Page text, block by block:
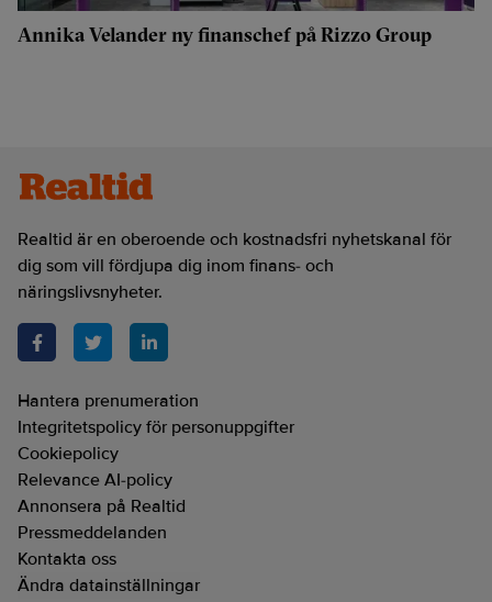
Annika Velander ny finanschef på Rizzo Group
Realtid är en oberoende och kostnadsfri nyhetskanal för
dig som vill fördjupa dig inom finans- och
näringslivsnyheter.
Hantera prenumeration
Integritetspolicy för personuppgifter
Cookiepolicy
Relevance AI-policy
Annonsera på Realtid
Pressmeddelanden
Kontakta oss
Ändra datainställningar